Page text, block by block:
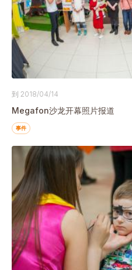
到 2018/04/14
Megafon沙龙开幕照片报道
事件